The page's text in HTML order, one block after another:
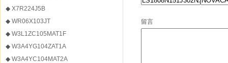
◆ X7R224J5B
◆ WR06X103JT
◆ W3L1ZC105MAT1F
◆ W3A4YG104ZAT1A
◆ W3A4YC104MAT2A
留言